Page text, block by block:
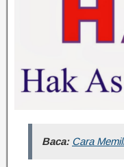
Baca: Cara